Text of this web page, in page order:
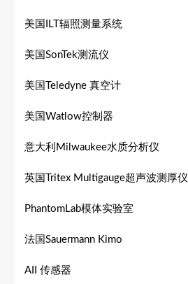
美国ILT辐照测量系统
美国SonTek测流仪
美国Teledyne 真空计
美国Watlow控制器
意大利Milwaukee水质分析仪
英国Tritex Multigauge超声波测厚仪
PhantomLab模体实验室
法国Sauermann Kimo
AII 传感器